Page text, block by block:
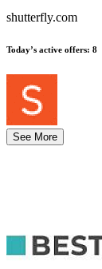
shutterfly.com
Today’s active offers: 8
See More